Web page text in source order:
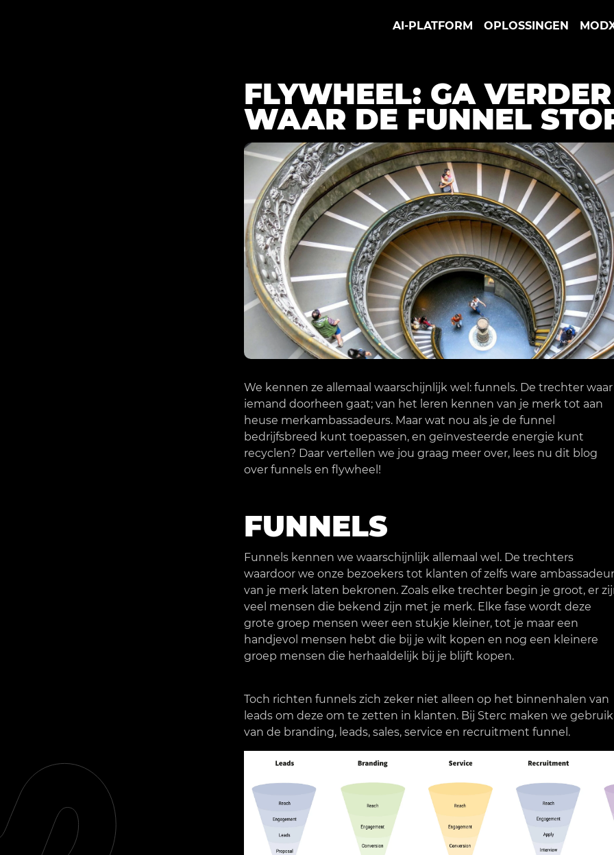
AI-PLATFORM OPLOSSINGEN
FLYWHEEL: GA VERDER
WAAR DE FUNNEL
We kennen ze allemaal waarschijnlijk wel: funnels. De trechter waar
iemand doorheen gaat; van het leren kennen van je merk tot aan
heuse merkambassadeurs. Maar wat nou als je de funnel
bedrijfsbreed kunt toepassen, en geïnvesteerde energie kunt
recyclen? Daar vertellen we jou graag meer over, lees nu dit blog
over funnels en flywheel!
FUNNELS
Funnels kennen we waarschijnlijk allemaal wel. De trechters
waardoor we onze bezoekers tot klanten of zelfs ware
van je merk laten bekronen. Zoals elke trechter begin je groot, er
veel mensen die bekend zijn met je merk. Elke fase wordt deze
grote groep mensen weer een stukje kleiner, tot je maar een
handjevol mensen hebt die bij je wilt kopen en nog een kleinere
groep mensen die herhaaldelijk bij je blijft kopen.
Toch richten funnels zich zeker niet alleen op het binnenhalen van
leads om deze om te zetten in klanten. Bij Sterc maken we gebruik
van de branding, leads, sales, service en recruitment funnel.